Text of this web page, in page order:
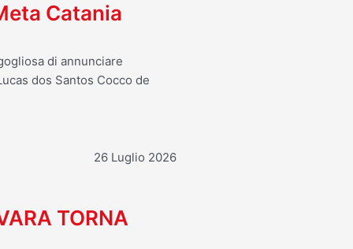
Catania
di annunciare
dos Santos Cocco de
26 Luglio 2026
TORNA